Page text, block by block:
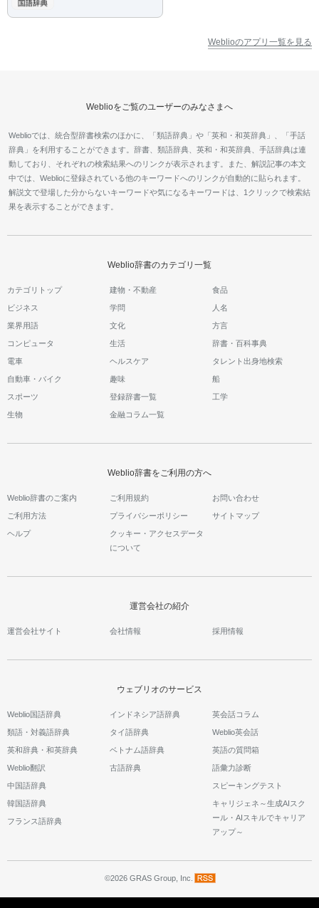
Weblioのアプリ一覧を見る
Weblioをご覧のユーザーのみなさまへ
Weblioでは、統合型辞書検索のほかに、「類語辞典」や「英和・和英辞典」、「手話
辞典」を利用することができます。辞書、類語辞典、英和・和英辞典、手話辞典は連
動しており、それぞれの検索結果へのリンクが表示されます。また、解説記事の本文
中では、Weblioに登録されている他のキーワードへのリンクが自動的に貼られます。
解説文で登場した分からないキーワードや気になるキーワードは、1クリックで検索結
果を表示することができます。
Weblio辞書のカテゴリ一覧
カテゴリトップ 建物・不動産 食品
ビジネス 学問 人名
業界用語 文化 方言
コンピュータ 生活 辞書・百科事典
電車 ヘルスケア タレント出身地検索
自動車・バイク 趣味 船
スポーツ 登録辞書一覧 工学
生物 金融コラム一覧
Weblio辞書をご利用の方へ
Weblio辞書のご案内 ご利用規約 お問い合わせ
ご利用方法 プライバシーポリシー サイトマップ
ヘルプ
クッキー・アクセスデータ
について
運営会社の紹介
運営会社サイト 会社情報 採用情報
ウェブリオのサービス
Weblio国語辞典
類語・対義語辞典
英和辞典・和英辞典
Weblio翻訳
中国語辞典
韓国語辞典
フランス語辞典
インドネシア語辞典
タイ語辞典
ベトナム語辞典
古語辞典
英会話コラム
Weblio英会話
英語の質問箱
語彙力診断
スピーキングテスト
キャリジェネ～生成AIスク
ール・AIスキルでキャリア
アップ～
©2026 GRAS Group, Inc.